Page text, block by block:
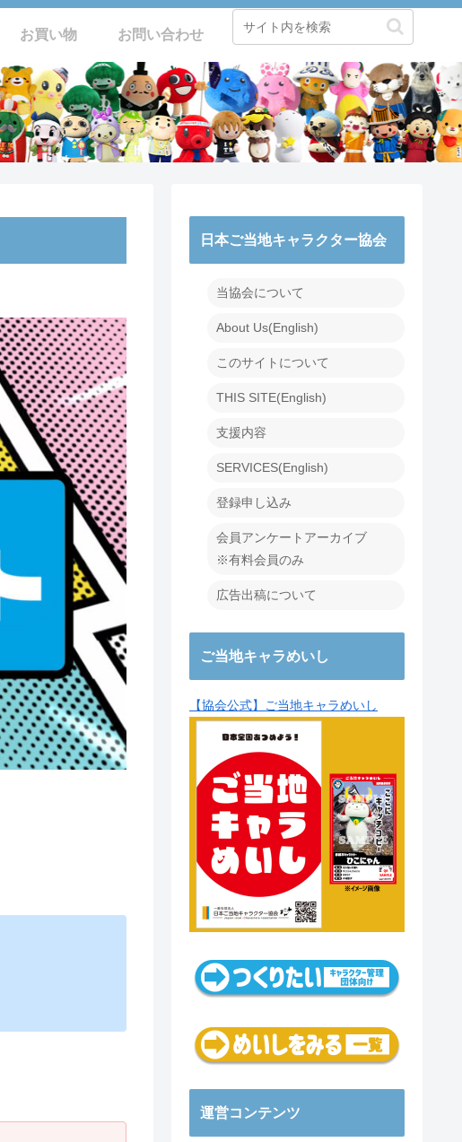
お買い物 お問い合わせ
日本ご当地キャラクター協会
当協会について
About Us(English)
このサイトについて
THIS SITE(English)
支援内容
SERVICES(English)
登録申し込み
会員アンケートアーカイブ
※有料会員のみ
広告出稿について
ご当地キャラめいし
【協会公式】ご当地キャラめいし
運営コンテンツ